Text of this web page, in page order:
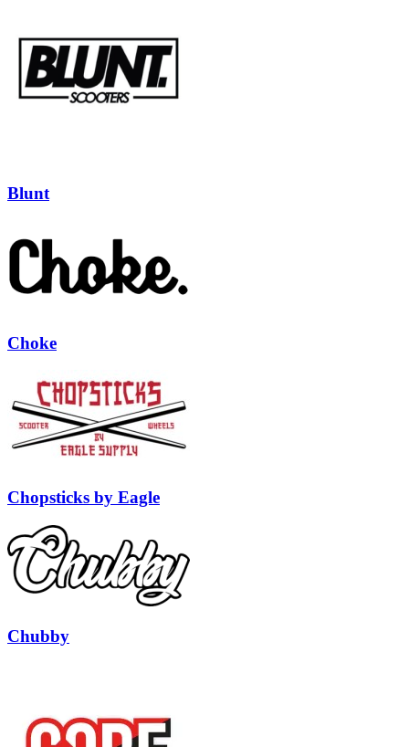
Blunt
Choke
Chopsticks by Eagle
Chubby